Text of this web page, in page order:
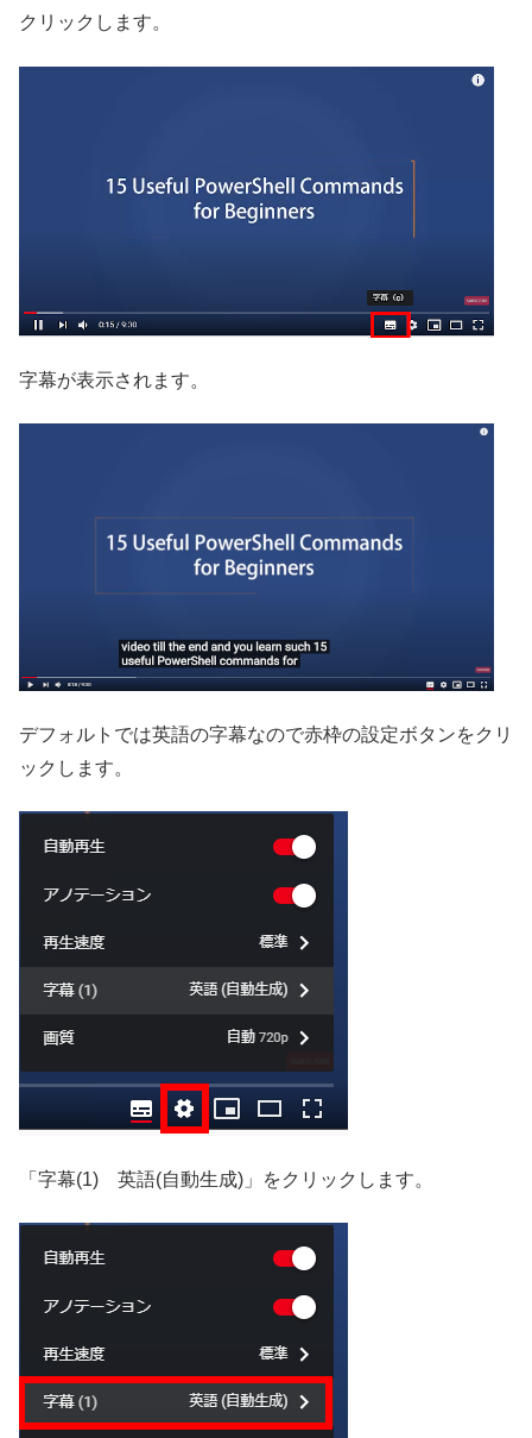
クリックします。
字幕が表示されます。
デフォルトでは英語の字幕なので赤枠の設定ボタンをクリ
ックします。
「字幕(1) 英語(自動生成)」をクリックします。